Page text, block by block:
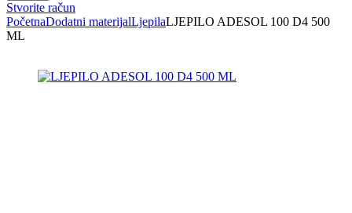
Stvorite račun
PočetnaDodatni materijalLjepilaLJEPILO ADESOL 100 D4 500
ML